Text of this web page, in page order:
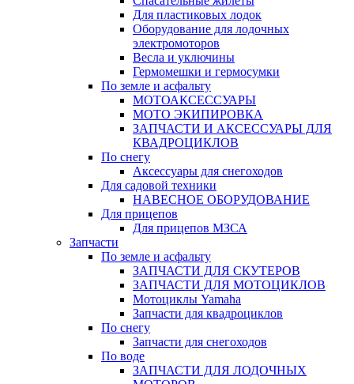
Для пластиковых лодок
Оборудование для лодочных
электромоторов
Весла и уключины
Гермомешки и гермосумки
По земле и асфальту
МОТОАКСЕССУАРЫ
МОТО ЭКИПИРОВКА
ЗАПЧАСТИ И АКСЕССУАРЫ ДЛЯ
КВАДРОЦИКЛОВ
По снегу
Аксессуары для снегоходов
Для садовой техники
НАВЕСНОЕ ОБОРУДОВАНИЕ
Для прицепов
Для прицепов МЗСА
Запчасти
По земле и асфальту
ЗАПЧАСТИ ДЛЯ СКУТЕРОВ
ЗАПЧАСТИ ДЛЯ МОТОЦИКЛОВ
Мотоциклы Yamaha
Запчасти для квадроциклов
По снегу
Запчасти для снегоходов
По воде
ЗАПЧАСТИ ДЛЯ ЛОДОЧНЫХ